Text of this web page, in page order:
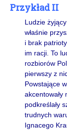
Przykład II
Ludzie
właśnie
i brak
im racji. To
rozbiorów
pierwszy z
Powstające
podkreślały
trudnych
Ignacego